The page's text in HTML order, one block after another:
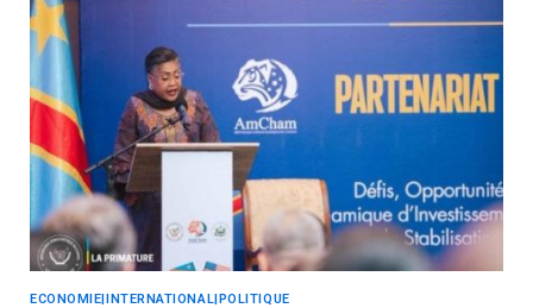
ECONOMIE|INTERNATIONAL|POLITIQUE